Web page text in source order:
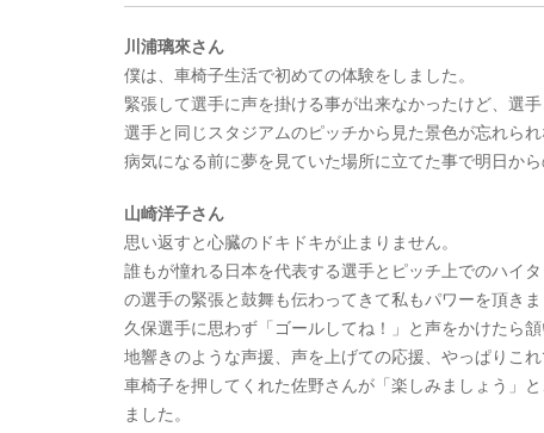
川浦璃來さん
僕は、車椅子生活で初めての体験をしました。
緊張して選手に声を掛ける事が出来なかったけど、選
選手と同じスタジアムのピッチから見た景色が忘れられ
病気になる前に夢を見ていた場所に立てた事で明日か
山崎洋子さん
思い返すと心臓のドキドキが止まりません。
誰もが憧れる日本を代表する選手とピッチ上でのハイ
の選手の緊張と鼓舞も伝わってきて私もパワーを頂きま
久保選手に思わず「ゴールしてね！」と声をかけたら
地響きのような声援、声を上げての応援、やっぱりこれ
車椅子を押してくれた佐野さんが「楽しみましょう」
ました。